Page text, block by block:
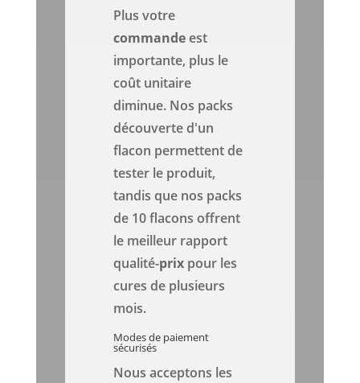
Plus votre
commandeest
importante, plus le
coût unitaire
diminue. Nos packs
découverte d'un
flacon permettent de
tester le produit,
tandis que nos packs
de 10 flacons offrent
le meilleur rapport
qualité-prix pour les
cures de plusieurs
mois.
Modes de paiement
sécurisés
Nous acceptons les